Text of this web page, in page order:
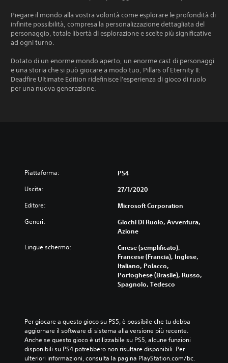
Piegare il mondo alla vostra volontà come esplorare le profondità di
infinite possibilità, compresa la personalizzazione dettagliata del
personaggio, totale libertà di esplorazione e scelte più significative
ad ogni turno.
Dotato di un enorme mondo aperto, un enorme cast di personaggi
e una storia che si può giocare a modo tuo, Pillars of Eternity II:
Deadfire Ultimate Edition ridefinisce l'esperienza di gioco di ruolo
per una nuova generazione.
Piattaforma: PS4
Uscita: 27/1/2020
Editore: Microsoft Corporation
Generi:
Giochi Di Ruolo, Avventura,
Azione
Lingue schermo:
Cinese (semplificato),
Francese (Francia), Inglese,
Italiano, Polacco,
Portoghese (Brasile), Russo,
Spagnolo, Tedesco
Per giocare a questo gioco su PS5, è possibile che tu debba
aggiornare il software di sistema alla versione più recente.
Anche se questo gioco è utilizzabile su PS5, alcune funzioni
disponibili su PS4 potrebbero non risultare disponibili. Per
ulteriori informazioni, consulta la pagina PlayStation.com/bc.